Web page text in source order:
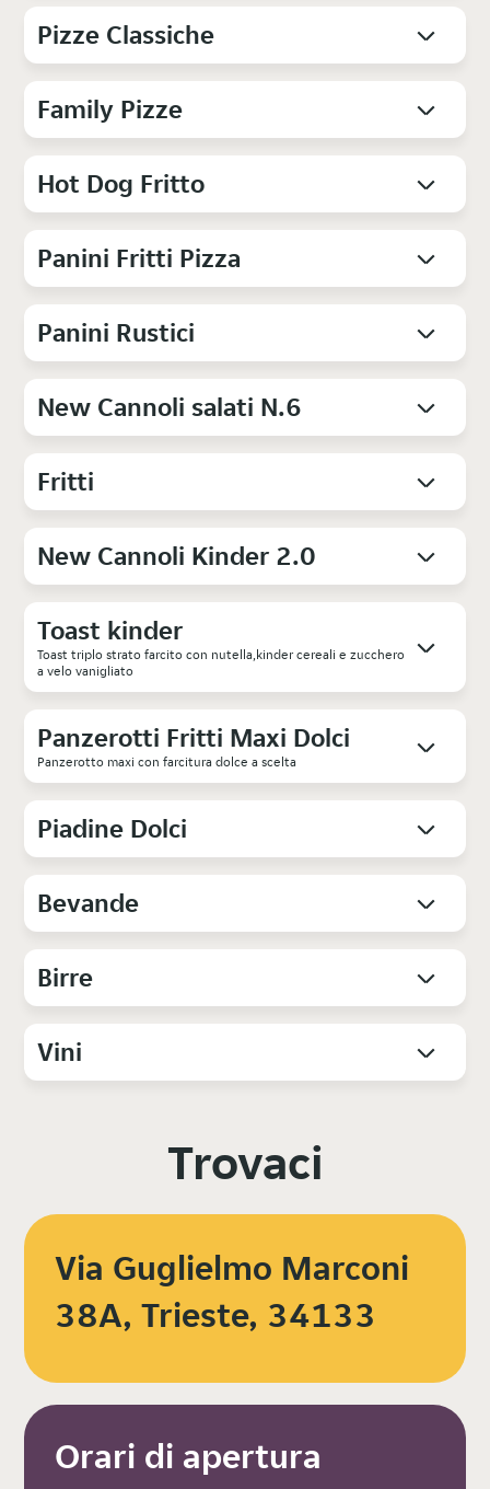
Pizze Classiche
Family Pizze
Hot Dog Fritto
Panini Fritti Pizza
Panini Rustici
New Cannoli salati N.6
Fritti
New Cannoli Kinder 2.0
Toast kinder
Toast triplo strato farcito con nutella,kinder cereali e zucchero
a velo vanigliato
Panzerotti Fritti Maxi Dolci
Panzerotto maxi con farcitura dolce a scelta
Piadine Dolci
Bevande
Birre
Vini
Trovaci
Via Guglielmo Marconi
38A, Trieste, 34133
Orari di apertura